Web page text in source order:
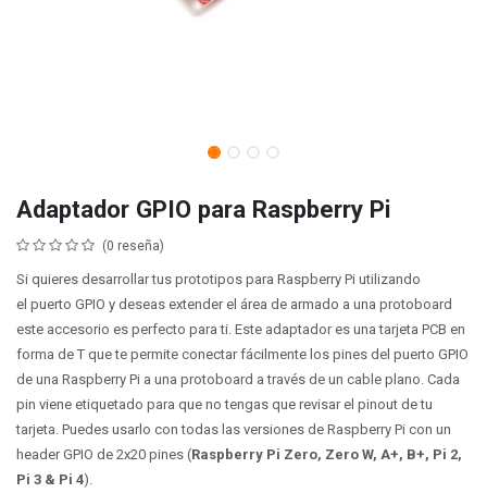
Adaptador GPIO para Raspberry Pi
(0 reseña)
Si quieres desarrollar tus prototipos para Raspberry Pi utilizando
el puerto GPIO y deseas extender el área de armado a una protoboard
este accesorio es perfecto para ti. Este adaptador es una tarjeta PCB en
forma de T que te permite conectar fácilmente los pines del puerto GPIO
de una Raspberry Pi a una protoboard a través de un cable plano. Cada
pin viene etiquetado para que no tengas que revisar el pinout de tu
tarjeta. Puedes usarlo con todas las versiones de Raspberry Pi con un
header GPIO de 2x20 pines (Raspberry Pi Zero, Zero W, A+, B+, Pi 2,
Pi 3 & Pi 4).